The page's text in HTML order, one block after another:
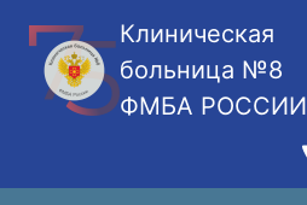
Клиническая
больница №8
ФМБА РОССИИ